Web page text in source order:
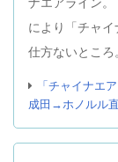
により「チャ
仕方ないとこ
「チャイナエ
成田→ホノルル